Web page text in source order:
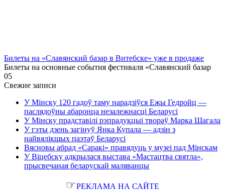
Билеты на «Славянский базар в Витебске» уже в продаже
Билеты на основные события фестиваля «Славянский базар
05
Свежие записи
У Мінску 120 гадоў таму нарадзіўся Ежы Гедройц —
паслядоўны абаронца незалежнасці Беларусі
У Мінску прадставілі рэпрадукцыі твораў Марка Шагала
У гэты дзень загінуў Янка Купала — адзін з
найвялікшых паэтаў Беларусі
Вясновы абрад «Саракі» правядуць у музеі пад Мінскам
У Віцебску адкрылася выстава «Мастацтва святла»,
прысвечаная беларускай маляванцы
☞РЕКЛАМА НА САЙТЕ